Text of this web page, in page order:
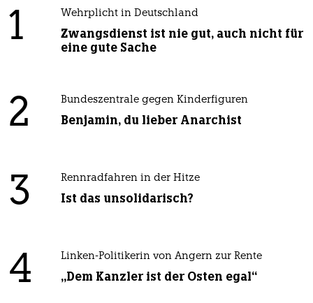
1 Wehrplicht in Deutschland
Zwangsdienst ist nie gut, auch nicht für
eine gute Sache
2 Bundeszentrale gegen Kinderfiguren
Benjamin, du lieber Anarchist
3 Rennradfahren in der Hitze
Ist das unsolidarisch?
4 Linken-Politikerin von Angern zur Rente
„Dem Kanzler ist der Osten egal“